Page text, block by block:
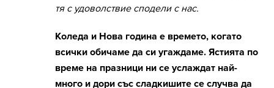
тя с удоволствие сподели с нас.
Коледа и Нова година е времето, когато
всички обичаме да си угаждаме. Ястията по
време на празници ни се услаждат най-
много и дори със сладкишите се случва да